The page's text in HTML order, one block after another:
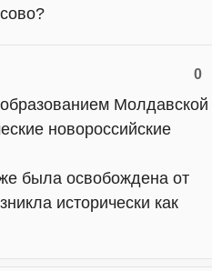
0
Молдавской
новороссийские
была освобождена от
исторически как